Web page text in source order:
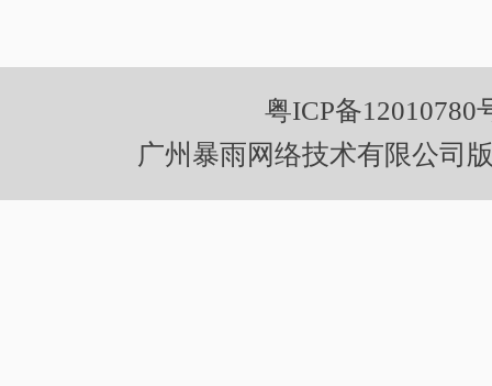
粤ICP备12010780
广州暴雨网络技术有限公司